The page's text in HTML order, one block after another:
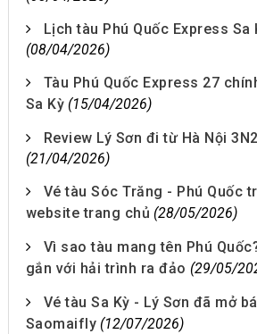
Lịch tàu Phú Quốc Express Sa
(08/04/2026)
Tàu Phú Quốc Express 27
Sa Kỳ (15/04/2026)
Review Lý Sơn đi từ Hà Nội
(21/04/2026)
Vé tàu Sóc Trăng - Phú Quốc
website trang chủ (28/05/2026)
Vì sao tàu mang tên Phú
gắn với hải trình ra đảo (29/05/
Vé tàu Sa Kỳ - Lý Sơn đã mở
Saomaifly (12/07/2026)